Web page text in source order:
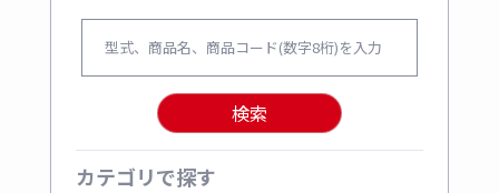
検索
カテゴリで探す